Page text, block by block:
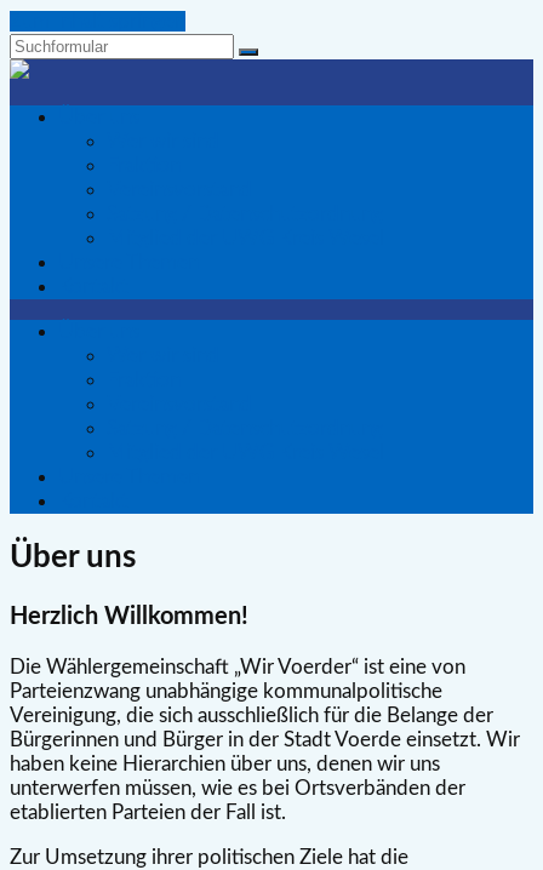
Suchen
Wir
Wählergemeinschaft
Voerde
Über uns
Herzlich Willkommen!
Die Wählergemeinschaft „Wir Voerder“ ist eine von
Parteienzwang unabhängige kommunalpolitische
Vereinigung, die sich ausschließlich für die Belange der
Bürgerinnen und Bürger in der Stadt Voerde einsetzt. Wir
haben keine Hierarchien über uns, denen wir uns
unterwerfen müssen, wie es bei Ortsverbänden der
etablierten Parteien der Fall ist.
Zur Umsetzung ihrer politischen Ziele hat die